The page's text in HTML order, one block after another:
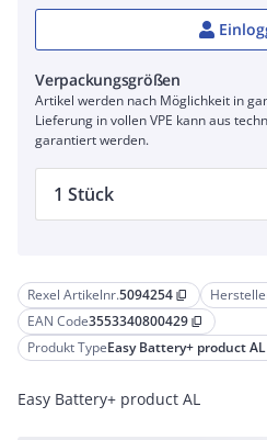
Rexel Artikelnr.5094254 content_copy
EAN Code3553340800429 content_copy
Produkt TypeEasy Battery+ product AL
Easy Battery+ product AL
Verpackungsgrößen
Artikel werden nach Möglichkeit in
Lieferung in vollen VPE kann aus
garantiert werden.
1 Stück